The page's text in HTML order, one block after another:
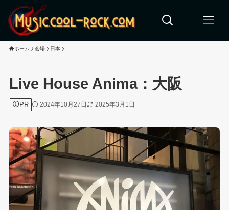
ホーム 会場 日本
Live House Anima：大阪
PR 2024年10月27日 2025年3月1日